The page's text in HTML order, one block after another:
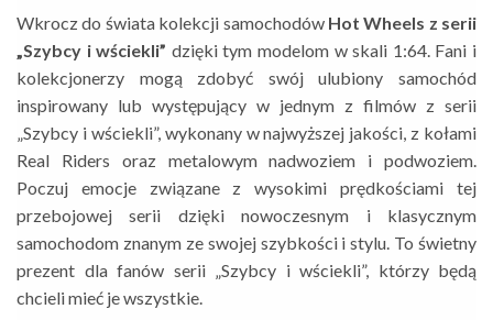
Wkrocz do świata kolekcji samochodów Hot Wheels z serii
„Szybcy i wściekli” dzięki tym modelom w skali 1:64. Fani i
kolekcjonerzy mogą zdobyć swój ulubiony samochód
inspirowany lub występujący w jednym z filmów z serii
„Szybcy i wściekli”, wykonany w najwyższej jakości, z kołami
Real Riders oraz metalowym nadwoziem i podwoziem.
Poczuj emocje związane z wysokimi prędkościami tej
przebojowej serii dzięki nowoczesnym i klasycznym
samochodom znanym ze swojej szybkości i stylu. To świetny
prezent dla fanów serii „Szybcy i wściekli”, którzy będą
chcieli mieć je wszystkie.